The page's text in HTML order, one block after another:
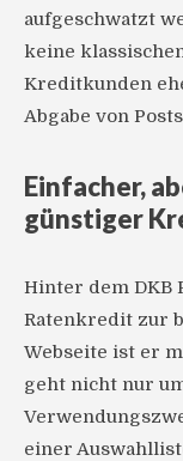
aufgeschwatzt
keine
Kreditkunden
Abgabe von
Einfacher,
günstiger
Hinter dem
Ratenkredit zur
Webseite ist er
geht nicht nur
einer